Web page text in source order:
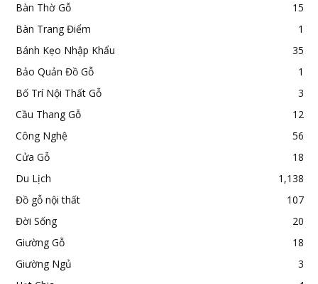
Bàn Thờ Gỗ
15
Bàn Trang Điểm
1
Bánh Kẹo Nhập Khẩu
35
Bảo Quản Đồ Gỗ
1
Bố Trí Nội Thất Gỗ
3
Cầu Thang Gỗ
12
Công Nghệ
56
Cửa Gỗ
18
Du Lịch
1,138
Đồ gỗ nội thất
107
Đời Sống
20
Giường Gỗ
18
Giường Ngủ
3